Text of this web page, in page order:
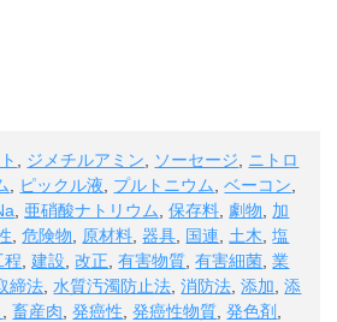
ジメチルアミン ソーセージ
ニトロ
ピックル液 プルトニウム ,ベーコン
亜硝酸ナトリウム ,保存料 劇物
加
,危険物 原材料 ,器具 国連 土木 ,塩
程 ,建設 ,改正 ,有害物質 ,有害細菌 ,業
締法 ,水質汚濁防止法 ,消防法 ,添加 ,添
,畜産肉 ,発癌性 ,発癌性物質 ,発色剤